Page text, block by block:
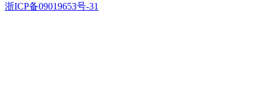
浙ICP备09019653号-31